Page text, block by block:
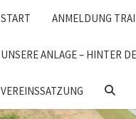
START ANMELDUNG
UNSERE ANLAGE – HINTER
VEREINSSATZUNG
SEARCH